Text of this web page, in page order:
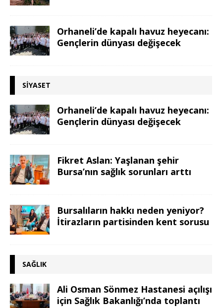
Orhaneli’de kapalı havuz heyecanı:
Gençlerin dünyası değişecek
SIYASET
Orhaneli’de kapalı havuz heyecanı:
Gençlerin dünyası değişecek
Fikret Aslan: Yaşlanan şehir
Bursa’nın sağlık sorunları arttı
Bursalıların hakkı neden yeniyor?
İtirazların partisinden kent sorusu
SAĞLIK
Ali Osman Sönmez Hastanesi açılışı
için Sağlık Bakanlığı’nda toplantı